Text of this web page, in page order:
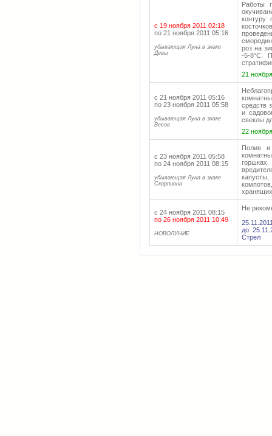
с 19 ноября 2011 02:18
по 21 ноября 2011 05:16
убывающая Луна в знаке
Девы
Работы
контуру
роз на
-5-8°С.
21
с 21 ноября 2011 05:16
по 23 ноября 2011 05:58
убывающая Луна в знаке
Весов
средств
и
свеклы
22
с 23 ноября 2011 05:58
по 24 ноября 2011 08:15
убывающая Луна в знаке
Скорпиона
Полив и
капусты,
с 24 ноября 2011 08:15
по 26 ноября 2011 10:49
НОВОЛУНИЕ
Не
до
Стрел